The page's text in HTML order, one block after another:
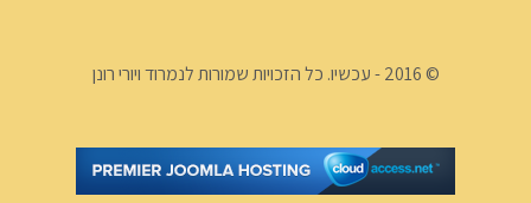
© 2016 - עכשיו. כל הזכויות שמורות לנמרוד ויורי רונן